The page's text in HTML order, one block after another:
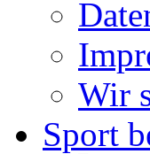
Wir
Sport